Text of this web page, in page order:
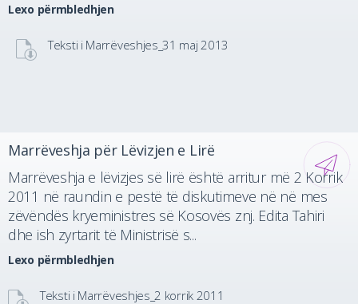
Lexo përmbledhjen
Teksti i Marrëveshjes_31 maj 2013
Marrëveshja për Lëvizjen e Lirë
Marrëveshja e lëvizjes së lirë është arritur më 2 Korrik
2011 në raundin e pestë të diskutimeve në në mes
zëvëndës kryeministres së Kosovës znj. Edita Tahiri
dhe ish zyrtarit të Ministrisë s...
Lexo përmbledhjen
Teksti i Marrëveshjes_2 korrik 2011